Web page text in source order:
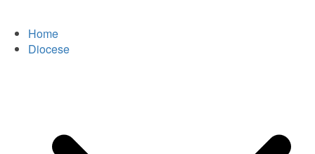
Home
Diocese